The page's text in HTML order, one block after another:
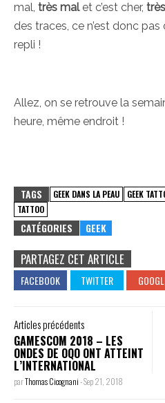
mal, très malet c’est cher,
des traces, ce n’est donc
repli !
Allez, on se retrouve la
heure, même endroit !
TAGS GEEK DANS LA PEAU GEEK
TATTOO
CATÉGORIES GEEK
PARTAGEZ CET ARTICLE
Articles précédents
GAMESCOM 2018 – LES
ONDES DE OQO ONT ATTEINT
L’INTERNATIONAL
parThomas Cicognani-Sep 21, 2018